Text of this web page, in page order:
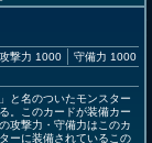
攻撃力 1000 守備力 1000
と名のついたモンスター
。このカードが装備カー
攻撃力・守備力はこのカ
ーに装備されているこの